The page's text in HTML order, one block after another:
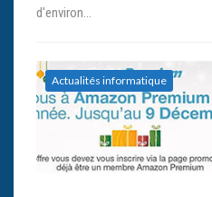
d'environ…
Actualités informatique